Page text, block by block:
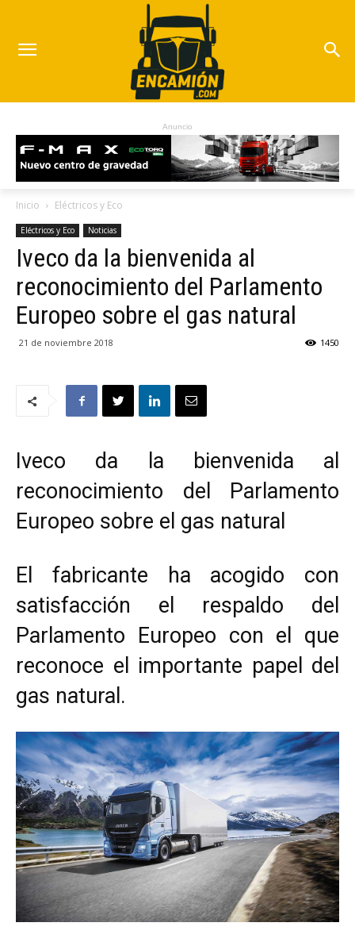
Anuncio
Inicio Eléctricos y Eco
Eléctricos y Eco Noticias
Iveco da la bienvenida al
reconocimiento del Parlamento
Europeo sobre el gas natural
21 de noviembre 2018 1450
Iveco da la bienvenida al
reconocimiento del Parlamento
Europeo sobre el gas natural
El fabricante ha acogido con
satisfacción el respaldo del
Parlamento Europeo con el que
reconoce el importante papel del
gas natural.